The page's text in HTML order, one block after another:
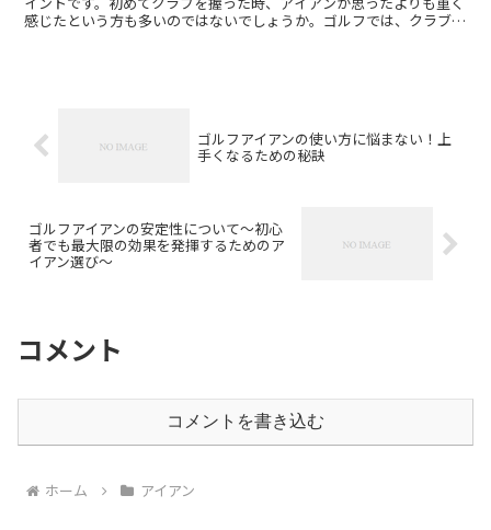
感じたという方も多いのではないでしょうか。ゴルフでは、クラブの
ゴルフアイアンの使い方に悩まない！上
手くなるための秘訣
ゴルフアイアンの安定性について～初心
者でも最大限の効果を発揮するためのア
イアン選び～
コメント
コメントを書き込む
ホーム アイアン